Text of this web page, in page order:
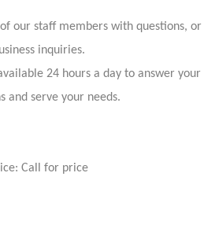
our staff members with questions, or
inquiries.
24 hours a day to answer your
and serve your needs.
Call for price